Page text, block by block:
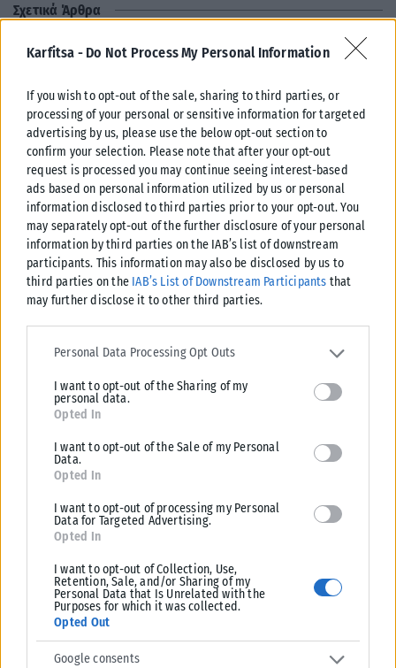
Karfitsa - Do Not Process My Personal Information
If you wish to opt-out of the sale, sharing to third parties, or
processing of your personal or sensitive information for targeted
advertising by us, please use the below opt-out section to
confirm your selection. Please note that after your opt-out
request is processed you may continue seeing interest-based
ads based on personal information utilized by us or personal
information disclosed to third parties prior to your opt-out. You
may separately opt-out of the further disclosure of your personal
information by third parties on the IAB’s list of downstream
participants. This information may also be disclosed by us to
third parties on the IAB’s List of Downstream Participants that
may further disclose it to other third parties.
Please note that this website/app uses one or more Google
services and may gather and store information including but not
deny consent to Google and its third-party tags to use your data
for below specified purposes in below Google consent section.
Personal Data Processing Opt Outs
I want to opt-out of the Sharing of my
personal data.
Opted In
I want to opt-out of the Sale of my Personal
Data.
Opted In
I want to opt-out of processing my Personal
Data for Targeted Advertising.
Opted In
I want to opt-out of Collection, Use,
Retention, Sale, and/or Sharing of my
Personal Data that Is Unrelated with the
Purposes for which it was collected.
Opted Out
Google consents
Σχετικά Άρθρα
ΑΘΛΗΤΙΚΆ
Κύπελλα Ευρώπης: Αυτοί είναι οι διαιτητές στις ρεβάνς των
ελληνικών ομάδων
Ολυμπιακού, Παναθηναϊκού και ΠΑΟΚ την ερχόμενη εβδομάδα
ανακοίνωσε η UEFA, ενόψει...